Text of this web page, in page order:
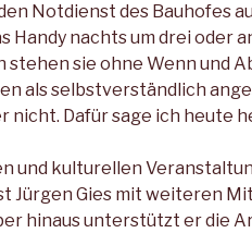
Notdienst des Bauhofes
Handy nachts um drei oder
sie ohne Wenn und
als selbstverständlich
nicht. Dafür sage ich heute
und kulturellen
Jürgen Gies mit weiteren
hinaus unterstützt er die